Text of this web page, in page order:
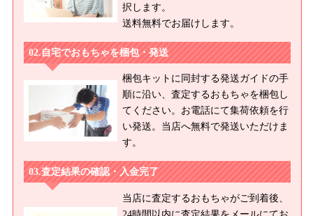
択します。
送料無料でお届けします。
自宅でおもちゃを梱包・発送
梱包キットに同封する発送ガイドの手
順に沿い、査定するおもちゃを梱包し
てください。お電話にて集荷依頼を行
い発送。当店へ無料で発送いただけま
す。
査定結果の確認・入金完了
当店に査定するおもちゃがご到着後、
24時間以内に査定結果をメールにてお